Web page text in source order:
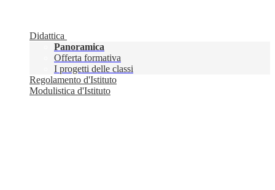
Didattica
Panoramica
Offerta formativa
I progetti delle classi
Regolamento d'Istituto
Modulistica d'Istituto